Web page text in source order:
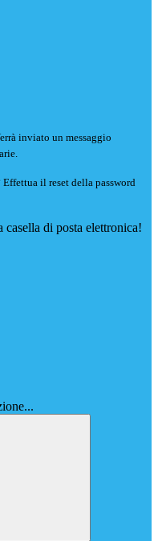
inviato un messaggio
il reset della password
di posta elettronica!